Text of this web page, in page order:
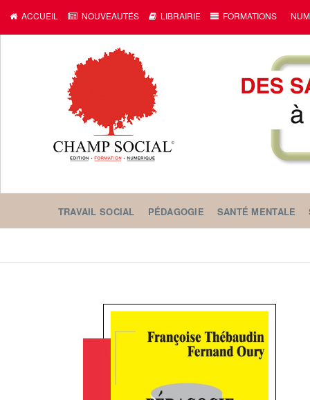
ACCUEIL NOUVEAUTÉS LIBRAIRIE FORMATIONS
TRAVAIL SOCIAL PÉDAGOGIE SANTÉ MENTALE